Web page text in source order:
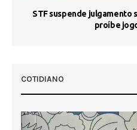
STF suspende julgamento
proíbe
COTIDIANO